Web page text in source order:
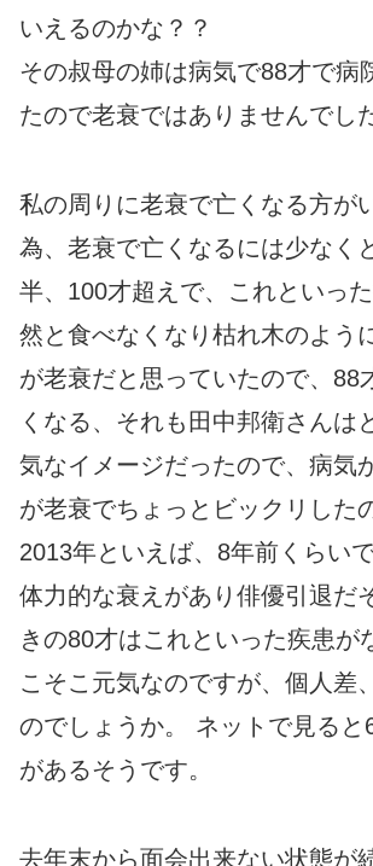
いえるのかな？？
その叔母の姉は病気で88才で病
たので老衰ではありませんでし
私の周りに老衰で亡くなる方が
為、老衰で亡くなるには少なく
半、100才超えで、これといっ
然と食べなくなり枯れ木のよう
が老衰だと思っていたので、88
くなる、それも田中邦衛さんは
気なイメージだったので、病気
が老衰でちょっとビックリした
2013年といえば、8年前くらい
体力的な衰えがあり俳優引退だ
きの80才はこれといった疾患が
こそこ元気なのですが、個人差
のでしょうか。 ネットで見ると
があるそうです。
去年末から面会出来ない状態が